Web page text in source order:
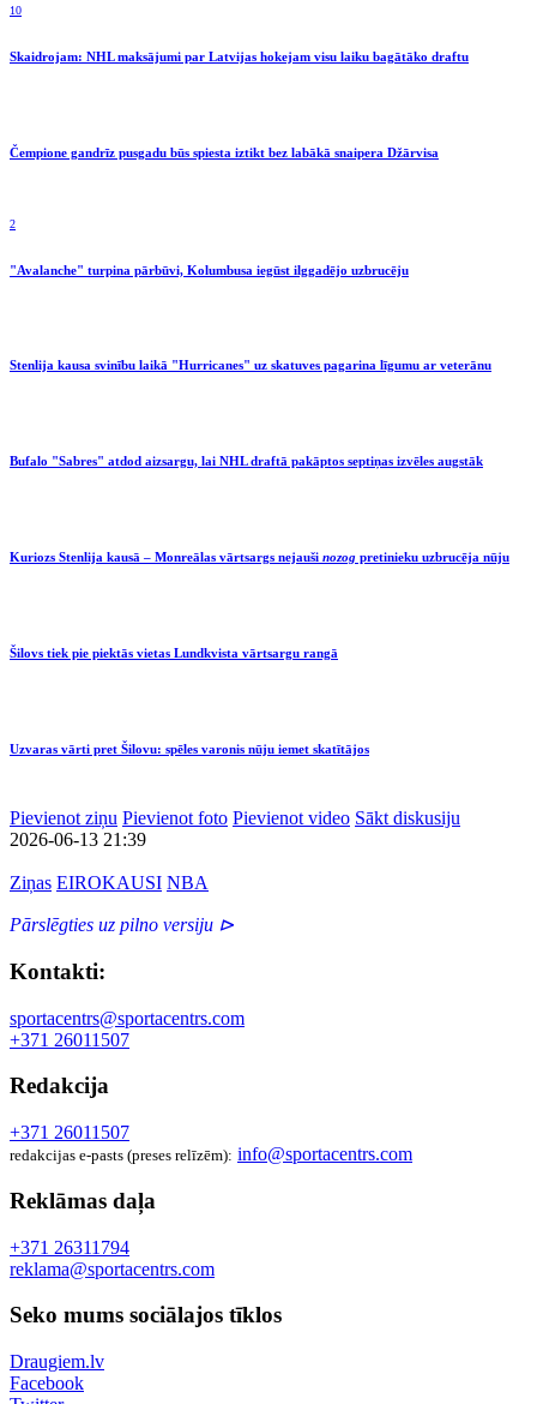
10
Skaidrojam: NHL maksājumi par Latvijas hokejam visu laiku bagātāko draftu
Čempione gandrīz pusgadu būs spiesta iztikt bez labākā snaipera Džārvisa
2
"Avalanche" turpina pārbūvi, Kolumbusa iegūst ilggadējo uzbrucēju
Stenlija kausa svinību laikā "Hurricanes" uz skatuves pagarina līgumu ar veterānu
Bufalo "Sabres" atdod aizsargu, lai NHL draftā pakāptos septiņas izvēles augstāk
Kuriozs Stenlija kausā – Monreālas vārtsargs nejauši nozog pretinieku uzbrucēja nūju
Šilovs tiek pie piektās vietas Lundkvista vārtsargu rangā
Uzvaras vārti pret Šilovu: spēles varonis nūju iemet skatītājos
Pievienot ziņu Pievienot foto Pievienot video Sākt diskusiju
2026-06-13 21:39
Ziņas EIROKAUSI NBA
Pārslēgties uz pilno versiju ⊳
Kontakti:
sportacentrs@sportacentrs.com
+371 26011507
Redakcija
+371 26011507
redakcijas e-pasts (preses relīzēm): info@sportacentrs.com
Reklāmas daļa
+371 26311794
reklama@sportacentrs.com
Seko mums sociālajos tīklos
Draugiem.lv
Facebook